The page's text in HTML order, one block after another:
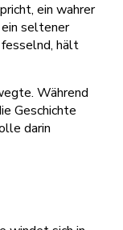
ein wahrer
ein seltener
fesselnd, hält
Während
Geschichte
darin